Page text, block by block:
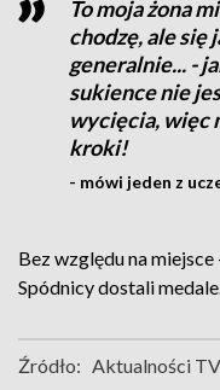
To moja żona
chodzę, ale się
generalnie... -
sukience nie
wycięcia, więc
kroki!
- mówi jeden z
Bez względu na
Spódnicy dostali
Źródło: Aktualności